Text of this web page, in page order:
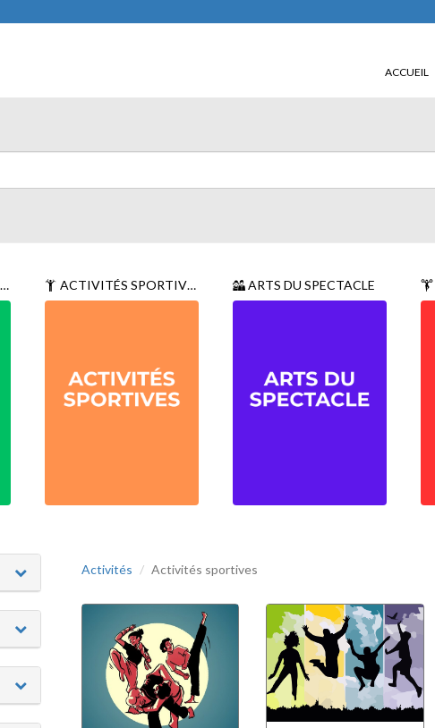
ACCUEIL
ACTIVITÉS SPORTIVES ARTS DU SPECTACLE
Activités Activités sportives